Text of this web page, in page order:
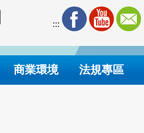
:::
商業環境 法規專區